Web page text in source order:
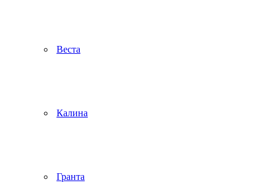
Веста
Калина
Гранта